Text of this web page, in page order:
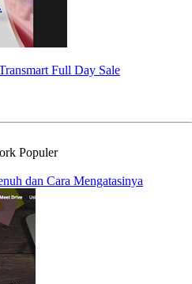
Full Day Sale
Populer
dan Cara Mengatasinya